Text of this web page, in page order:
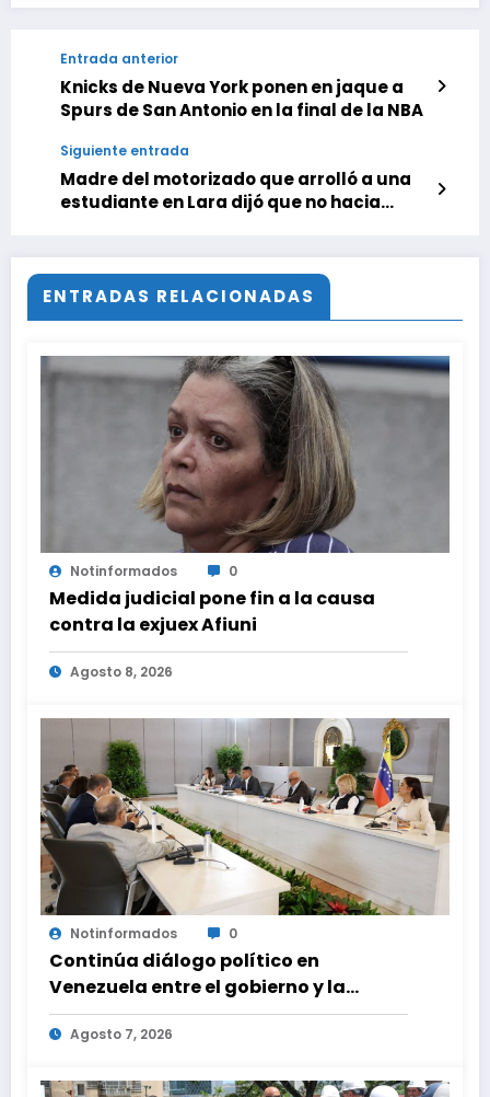
Entrada anterior
Knicks de Nueva York ponen en jaque a
Spurs de San Antonio en la final de la NBA
Siguiente entrada
Madre del motorizado que arrolló a una
estudiante en Lara dijó que no hacia
ENTRADAS RELACIONADAS
Notinformados 0
Medida judicial pone fin a la causa
contra la exjuex Afiuni
Agosto 8, 2026
Notinformados 0
Continúa diálogo político en
Venezuela entre el gobierno y la
oposición
Agosto 7, 2026